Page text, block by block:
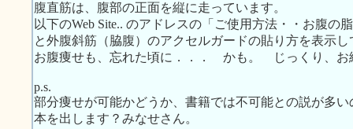
腹直筋は、腹部の正面を縦に走っています。
以下のWeb Site.. のアドレスの「ご使用方法・・お腹の
と外腹斜筋（脇腹）のアクセルガードの貼り方を表示
お腹痩せも、忘れた頃に．．． かも。 じっくり、お
p.s.
部分痩せが可能かどうか、書籍では不可能との説が多
本を出します？みなせさん。